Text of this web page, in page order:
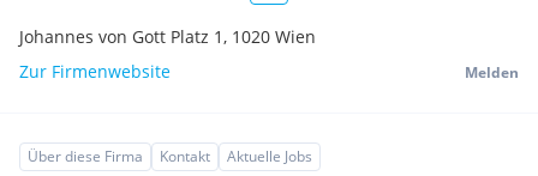
Johannes von Gott Platz 1, 1020 Wien
Zur Firmenwebsite
Melden
Über diese Firma Kontakt Aktuelle Jobs